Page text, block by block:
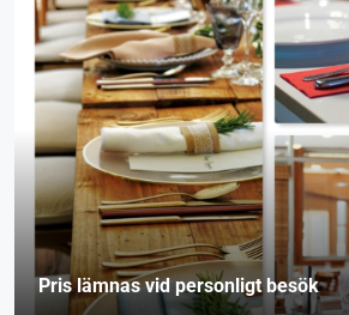
Pris lämnas vid personligt besök